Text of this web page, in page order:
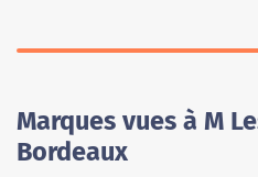
Marques vues à M
Bordeaux